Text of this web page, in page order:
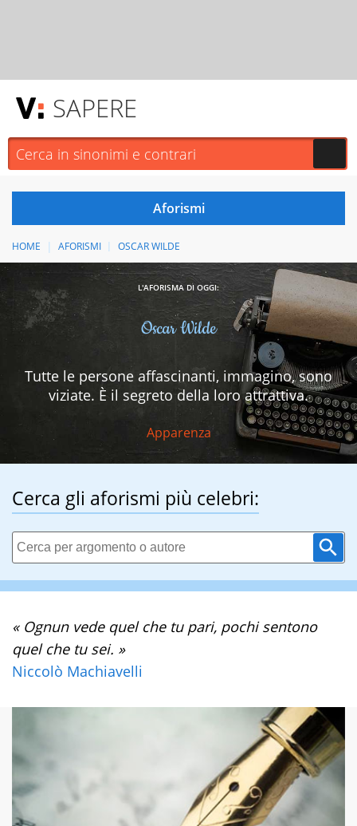
SAPERE
HOME AFORISMI OSCAR WILDE
L'AFORISMA DI OGGI:
Oscar Wilde
Tutte le persone affascinanti, immagino, sono
viziate. È il segreto della loro attrattiva.
Apparenza
Cerca gli aforismi più celebri:
« Ognun vede quel che tu pari, pochi sentono
quel che tu sei. »
Niccolò Machiavelli